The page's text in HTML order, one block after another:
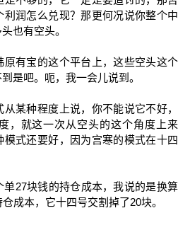
利润怎么兑现？那更何况说你整个中
也有空头。
原有宝的这个平台上，这些空头这个
是吧。呃，我一会儿说到。
某种程度上说，你不能说它不好，
，就这一次从空头的这个角度上来
式还要好，因为宫寒的模式在十四
27块钱的持仓成本，我说的是换算
成本，它十四号交割掉了20块。